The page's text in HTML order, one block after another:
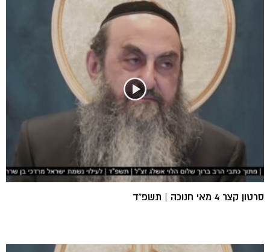
סרטון קצר 4 מאי חנוכה | תשפ”ד